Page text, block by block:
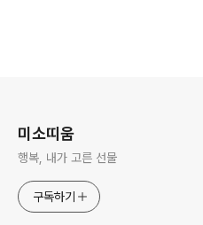
미소띠움
행복, 내가 고른 선물
구독하기